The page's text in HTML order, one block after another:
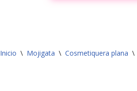
Inicio \ Mojigata \ Cosmetiquera plana \